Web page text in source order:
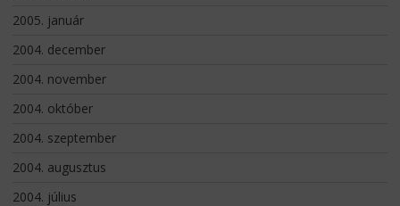
2005. január
2004. december
2004. november
2004. október
2004. szeptember
2004. augusztus
2004. július